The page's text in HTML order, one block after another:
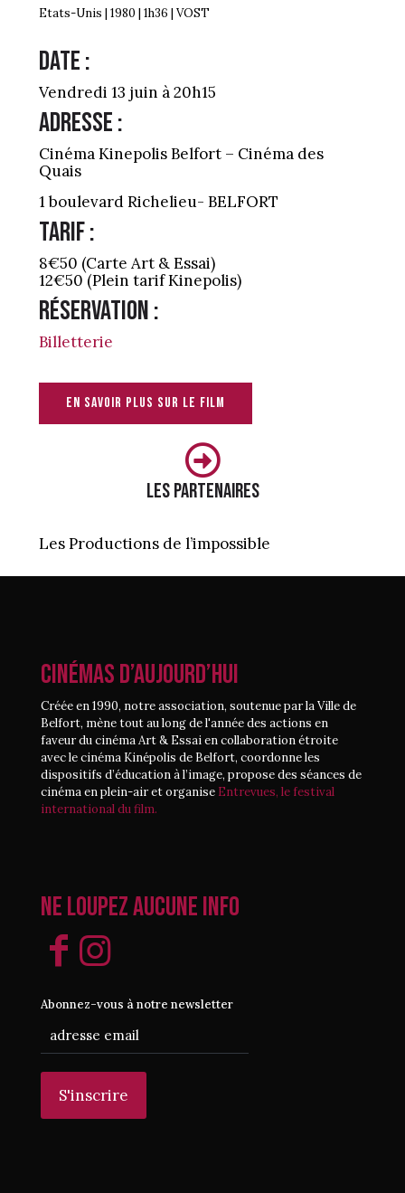
Etats-Unis | 1980 | 1h36 | VOST
Date :
Vendredi 13 juin à 20h15
Adresse :
Cinéma Kinepolis Belfort – Cinéma des
Quais
1 boulevard Richelieu- BELFORT
Tarif :
8€50 (Carte Art & Essai)
12€50 (Plein tarif Kinepolis)
Réservation :
Billetterie
en savoir plus sur le film
les partenaires
Les Productions de l’impossible
CINÉMAS D’AUJOURD’HUI
Créée en 1990, notre association, soutenue par la Ville de
Belfort, mène tout au long de l'année des actions en
faveur du cinéma Art & Essai en collaboration étroite
avec le cinéma Kinépolis de Belfort, coordonne les
dispositifs d’éducation à l’image, propose des séances de
cinéma en plein-air et organise Entrevues, le festival
international du film.
Ne loupez aucune info
Abonnez-vous à notre newsletter